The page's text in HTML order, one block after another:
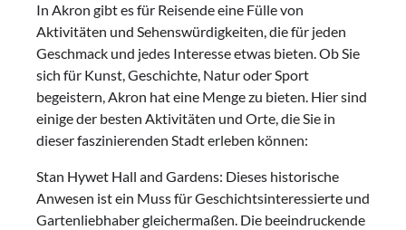
In Akron gibt es für Reisende eine Fülle von
Aktivitäten und Sehenswürdigkeiten, die für jeden
Geschmack und jedes Interesse etwas bieten. Ob Sie
sich für Kunst, Geschichte, Natur oder Sport
begeistern, Akron hat eine Menge zu bieten. Hier sind
einige der besten Aktivitäten und Orte, die Sie in
dieser faszinierenden Stadt erleben können:
Stan Hywet Hall and Gardens: Dieses historische
Anwesen ist ein Muss für Geschichtsinteressierte und
Gartenliebhaber gleichermaßen. Die beeindruckende